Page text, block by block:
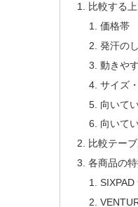
比較する
価格帯
発汗の
動きや
サイズ
向いて
向いて
比較テー
各商品の
SIXPAD